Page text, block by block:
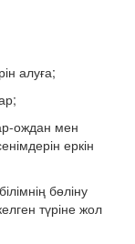
алуға;
ождан мен
еркін
бөліну
түріне жол